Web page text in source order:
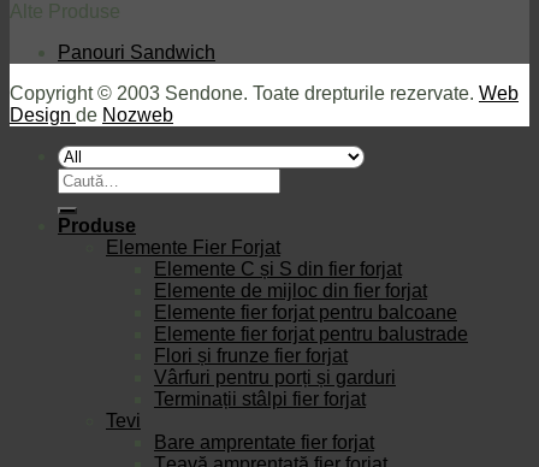
Alte Produse
Panouri Sandwich
Copyright © 2003 Sendone. Toate drepturile rezervate. Web
Design de Nozweb
Caută
după:
Produse
Elemente Fier Forjat
Elemente C și S din fier forjat
Elemente de mijloc din fier forjat
Elemente fier forjat pentru balcoane
Elemente fier forjat pentru balustrade
Flori și frunze fier forjat
Vârfuri pentru porți și garduri
Terminații stâlpi fier forjat
Tevi
Bare amprentate fier forjat